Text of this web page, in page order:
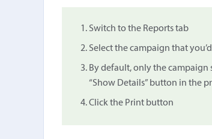
Switch to the Reports tab
Select the campaign that
By default, only the
“Show Details” button in the
Click the Print button